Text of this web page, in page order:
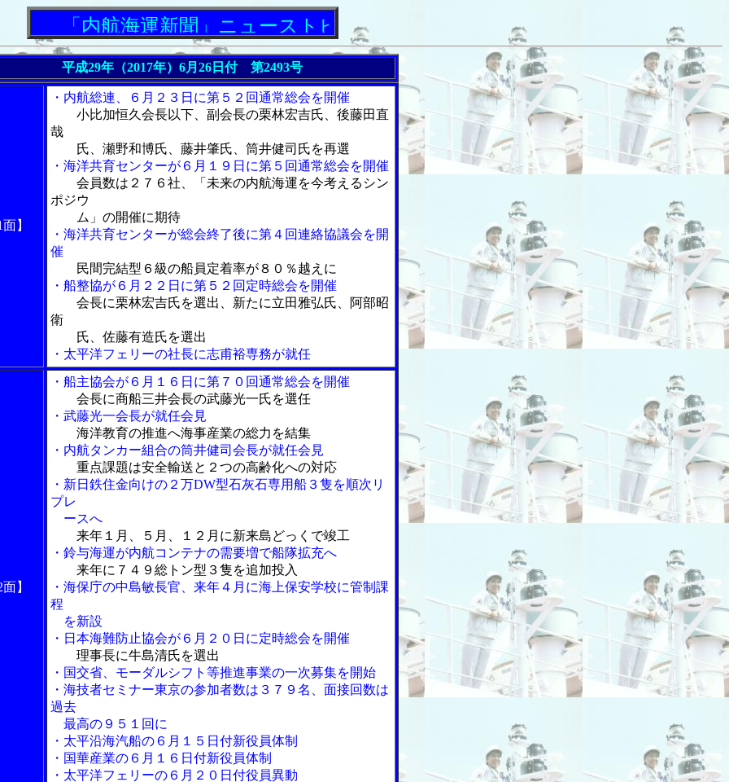
「内航海運新聞」ニューストピックス
平成29年（2017年）6月26日付 第2493号
】
・内航総連、６月２３日に第５２回通常総会を開催
小比加恒久会長以下、副会長の栗林宏吉氏、後藤田直
哉
氏、瀬野和博氏、藤井肇氏、筒井健司氏を再選
・海洋共育センターが６月１９日に第５回通常総会を開催
会員数は２７６社、「未来の内航海運を今考えるシン
ポジウ
ム」の開催に期待
・海洋共育センターが総会終了後に第４回連絡協議会を開
催
民間完結型６級の船員定着率が８０％越えに
・船整協が６月２２日に第５２回定時総会を開催
会長に栗林宏吉氏を選出、新たに立田雅弘氏、阿部昭
衛
氏、佐藤有造氏を選出
・太平洋フェリーの社長に志甫裕専務が就任
】
・船主協会が６月１６日に第７０回通常総会を開催
会長に商船三井会長の武藤光一氏を選任
・武藤光一会長が就任会見
海洋教育の推進へ海事産業の総力を結集
・内航タンカー組合の筒井健司会長が就任会見
重点課題は安全輸送と２つの高齢化への対応
・新日鉄住金向けの２万DW型石灰石専用船３隻を順次リ
プレ
ースへ
来年１月、５月、１２月に新来島どっくで竣工
・鈴与海運が内航コンテナの需要増で船隊拡充へ
来年に７４９総トン型３隻を追加投入
・海保庁の中島敏長官、来年４月に海上保安学校に管制課
程
を新設
・日本海難防止協会が６月２０日に定時総会を開催
理事長に牛島清氏を選出
・国交省、モーダルシフト等推進事業の一次募集を開始
・海技者セミナー東京の参加者数は３７９名、面接回数は
過去
最高の９５１回に
・太平沿海汽船の６月１５日付新役員体制
・国華産業の６月１６日付新役員体制
・太平洋フェリーの６月２０日付役員異動